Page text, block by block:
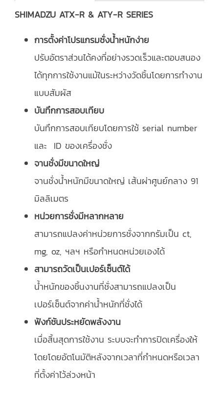
SHIMADZU ATX-R & ATY-R SERIES
การตั้งค่าโปรแกรมชั่งน้ำหนักง่าย
ปรับอัตราส่วนได้คงที่อย่างรวดเร็วและตอบสนอง
ได้ทุกการใช้งานแม้ในระหว่างวัดชิ้นโดยการทำงาน
แบบสัมผัส
บันทึกการสอบเทียบ
บันทึกการสอบเทียบโดยการใช้ serial number
และ ID ของเครื่องชั่ง
จานชั่งมีขนาดใหญ่
จานชั่งน้ำหนักมีขนาดใหญ่ เส้นผ่าศูนย์กลาง 91
มิลลิเมตร
หน่วยการชั่งมีหลากหลาย
สามารถแปลงค่าหน่วยการชั่งจากกรัมเป็น ct,
mg, oz, ฯลฯ หรือกำหนดหน่วยเองได้
สามารถวัดเป็นเปอร์เซ็นต์ได้
น้ำหนักของชิ้นงานที่ชั่งสามารถแปลงเป็น
เปอร์เซ็นต์จากค่าน้ำหนักที่ชั่งได้
ฟังก์ชันประหยัดพลังงาน
เมื่อสิ้นสุดการใช้งาน ระบบจะทำการปิดเครื่องให้
โดยโดยอัตโนมัติหลังจากเวลาที่กำหนดหรือเวลา
ที่ตั้งค่าไว้ล่วงหน้า